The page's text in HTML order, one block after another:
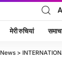
मेरी रुचियां
News >